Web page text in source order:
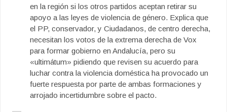
en la región si los otros partidos aceptan retirar su
apoyo a las leyes de violencia de género. Explica que
el PP, conservador, y Ciudadanos, de centro derecha,
necesitan los votos de la extrema derecha de Vox
para formar gobierno en Andalucía, pero su
«ultimátum» pidiendo que revisen su acuerdo para
luchar contra la violencia doméstica ha provocado un
fuerte respuesta por parte de ambas formaciones y
arrojado incertidumbre sobre el pacto.